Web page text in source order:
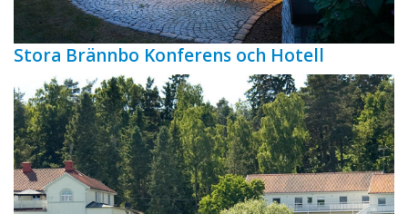
Stora Brännbo Konferens och Hotell